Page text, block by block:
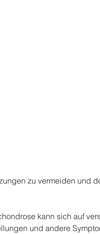
zu vermeiden und
kann sich auf
und andere